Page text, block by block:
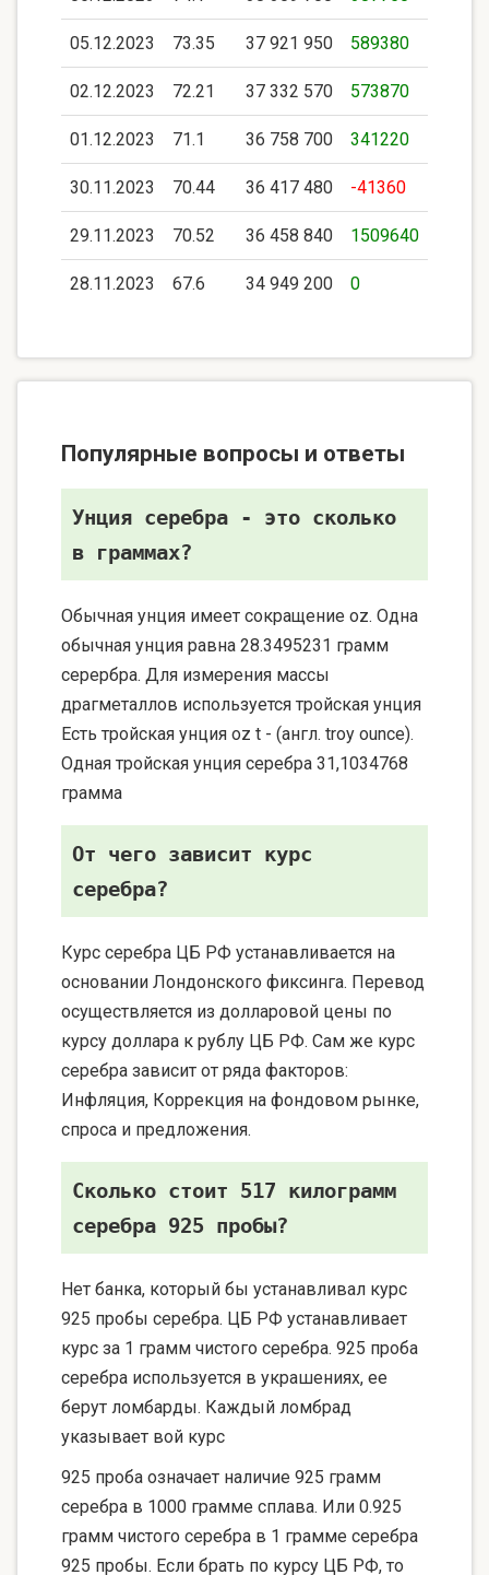
05.12.2023 73.35 37 921 950 589380
02.12.2023 72.21 37 332 570 573870
01.12.2023 71.1 36 758 700 341220
30.11.2023 70.44 36 417 480 -41360
29.11.2023 70.52 36 458 840 1509640
28.11.2023 67.6 34 949 200 0
Популярные вопросы и ответы
Унция серебра - это сколько
в граммах?
Обычная унция имеет сокращение oz. Одна
обычная унция равна 28.3495231 грамм
серербра. Для измерения массы
драгметаллов используется тройская унция
Есть тройская унция oz t - (англ. troy ounce).
Одная тройская унция серебра 31,1034768
грамма
От чего зависит курс
серебра?
Курс серебра ЦБ РФ устанавливается на
основании Лондонского фиксинга. Перевод
осуществляется из долларовой цены по
курсу доллара к рублу ЦБ РФ. Сам же курс
серебра зависит от ряда факторов:
Инфляция, Коррекция на фондовом рынке,
спроса и предложения.
Сколько стоит 517 килограмм
серебра 925 пробы?
Нет банка, который бы устанавливал курс
925 пробы серебра. ЦБ РФ устанавливает
курс за 1 грамм чистого серебра. 925 проба
серебра используется в украшениях, ее
берут ломбарды. Каждый ломбрад
указывает вой курс
925 проба означает наличие 925 грамм
серебра в 1000 грамме сплава. Или 0.925
грамм чистого серебра в 1 грамме серебра
925 пробы. Если брать по курсу ЦБ РФ, то